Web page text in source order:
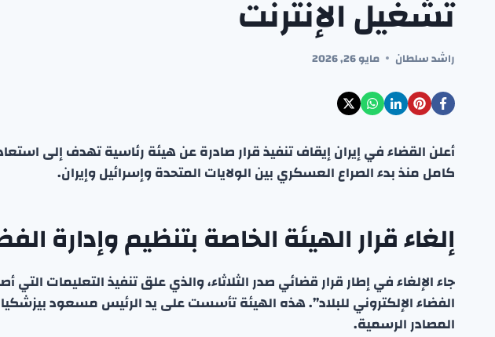
تشغيل الإنترنت
راشد سلطان مايو 26, 2026
أعلن القضاء في إيران إيقاف تنفيذ قرار صادرة عن هيئة رئاسية تهدف إلى
كامل منذ بدء الصراع العسكري بين الولايات المتحدة وإسرائيل وإيران.
إلغاء قرار الهيئة الخاصة بتنظيم وإدارة
جاء الإلغاء في إطار قرار قضائي صدر الثلاثاء، والذي علق تنفيذ التعليمات التي
المصادر الرسمية.